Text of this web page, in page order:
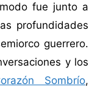
fue junto a
profundidades
guerrero.
y los
Sombrío,